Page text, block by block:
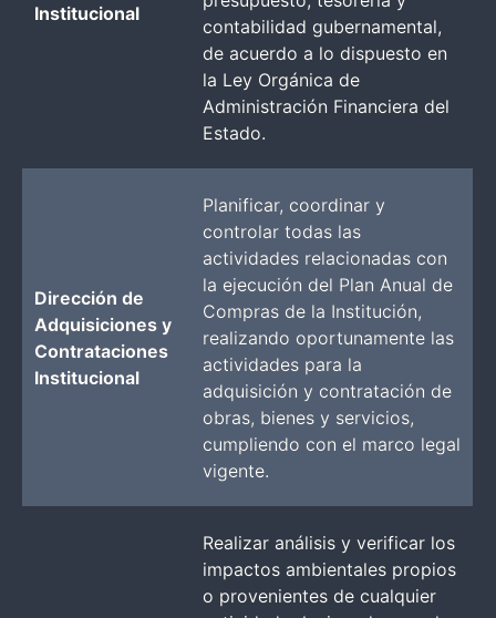
Institucional
contabilidad gubernamental,
de acuerdo a lo dispuesto en
la Ley Orgánica de
Administración Financiera del
Estado.
Dirección de
Adquisiciones y
Contrataciones
Institucional
Planificar, coordinar y
controlar todas las
actividades relacionadas con
la ejecución del Plan Anual de
Compras de la Institución,
realizando oportunamente las
actividades para la
adquisición y contratación de
obras, bienes y servicios,
cumpliendo con el marco legal
vigente.
Realizar análisis y verificar los
impactos ambientales propios
o provenientes de cualquier